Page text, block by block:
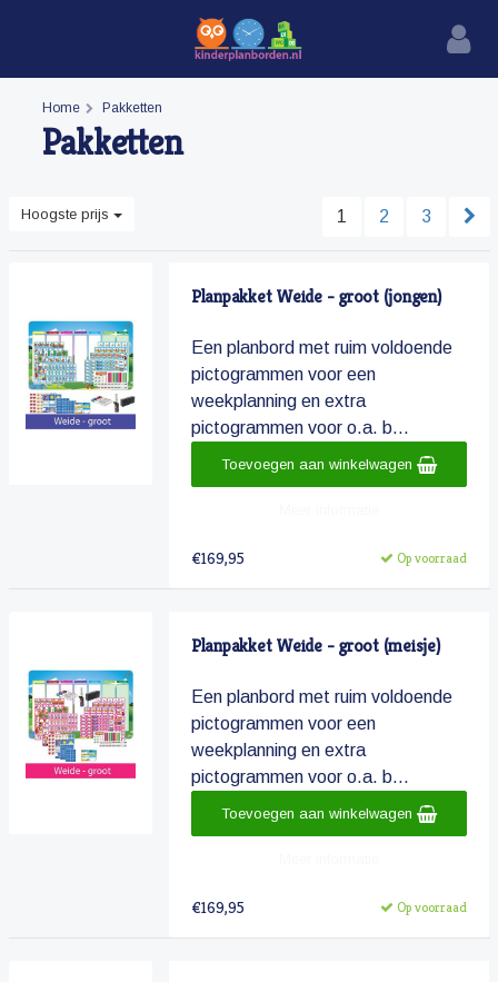
Home Pakketten
Pakketten
Hoogste prijs 1 2 3
Planpakket Weide - groot (jongen)
Een planbord met ruim voldoende
pictogrammen voor een
weekplanning en extra
pictogrammen voor o.a. b...
€169,95 Op voorraad
Toevoegen aan winkelwagen
Planpakket Weide - groot (meisje)
Een planbord met ruim voldoende
pictogrammen voor een
weekplanning en extra
pictogrammen voor o.a. b...
€169,95 Op voorraad
Toevoegen aan winkelwagen